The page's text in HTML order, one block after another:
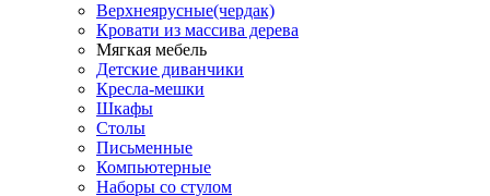
Верхнеярусные(чердак)
Кровати из массива дерева
Мягкая мебель
Детские диванчики
Кресла-мешки
Шкафы
Столы
Письменные
Компьютерные
Наборы со стулом